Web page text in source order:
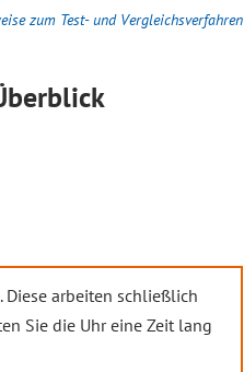
zum Test- und Vergleichsverfahren
Diese arbeiten schließlich
Sie die Uhr eine Zeit lang